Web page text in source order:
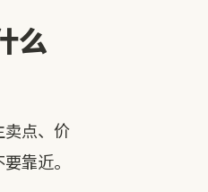
么
卖点、价
靠近。